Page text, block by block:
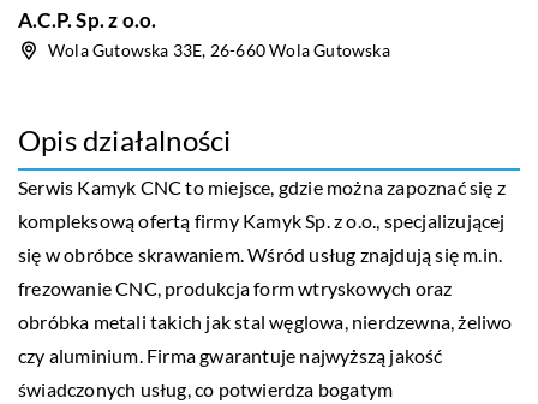
A.C.P. Sp. z o.o.
Wola Gutowska 33E, 26-660 Wola Gutowska
Opis działalności
Serwis Kamyk CNC to miejsce, gdzie można zapoznać się z
kompleksową ofertą firmy Kamyk Sp. z o.o., specjalizującej
się w obróbce skrawaniem. Wśród usług znajdują się m.in.
frezowanie CNC, produkcja form wtryskowych oraz
obróbka metali takich jak stal węglowa, nierdzewna, żeliwo
czy aluminium. Firma gwarantuje najwyższą jakość
świadczonych usług, co potwierdza bogatym